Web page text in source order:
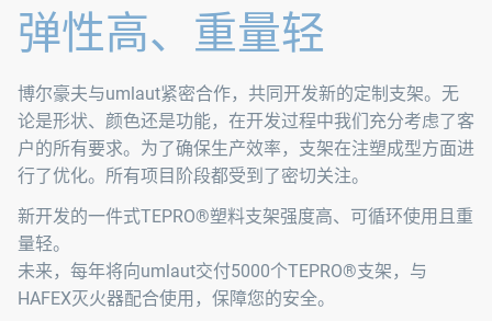
弹性高、重量轻
博尔豪夫与umlaut紧密合作，共同开发新的定制支架。无
论是形状、颜色还是功能，在开发过程中我们充分考虑了客
户的所有要求。为了确保生产效率，支架在注塑成型方面进
行了优化。所有项目阶段都受到了密切关注。
新开发的一件式TEPRO®塑料支架强度高、可循环使用且重
量轻。
未来，每年将向umlaut交付5000个TEPRO®支架，与
HAFEX灭火器配合使用，保障您的安全。